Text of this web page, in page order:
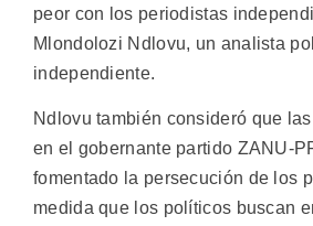
peor con los periodistas
Mlondolozi Ndlovu, un analista
independiente.
Ndlovu también consideró que
en el gobernante partido ZANU-
fomentado la persecución de los
medida que los políticos buscan